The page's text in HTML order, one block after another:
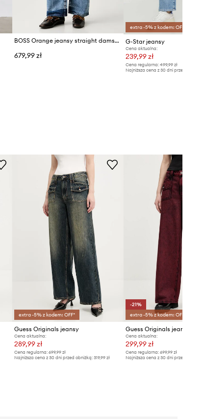
BOSS Orange jeansy straight damskie C_ADA HR 18.0
679,99 zł
extra -5% z kodem: OFF*
G-Star jeansy
Cena aktualna:
239,99 zł
Cena regularna: 499,99 zł
Najniższa cena z 30 dni przed obniżką:
extra -5% z kodem: OFF*
Guess Originals jeansy
Cena aktualna:
289,99 zł
Cena regularna:699,99 zł
Najniższa cena z 30 dni przed obniżką:319,99 zł
-21%
extra -5% z kodem: OFF*
Guess Originals jeansy
Cena aktualna:
299,99 zł
Cena regularna: 699,99 zł
Najniższa cena z 30 dni przed obniżką: